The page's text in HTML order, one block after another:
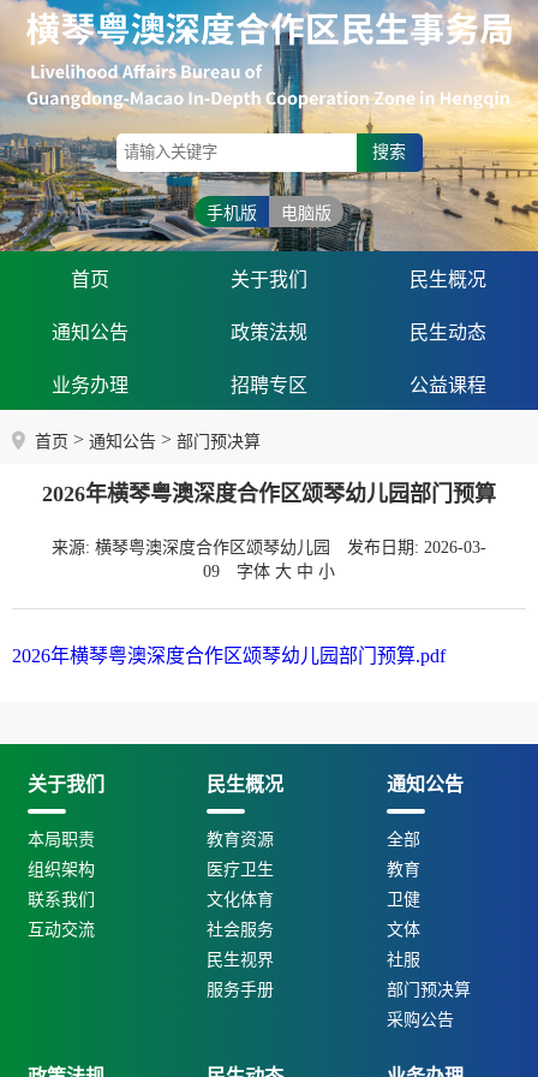
搜索
手机版 电脑版
首页 关于我们 民生概况
通知公告 政策法规 民生动态
业务办理 招聘专区 公益课程
首页 > 通知公告 > 部门预决算
2026年横琴粤澳深度合作区颂琴幼儿园部门预算
来源: 横琴粤澳深度合作区颂琴幼儿园
发布日期: 2026-03-
09
字体 大 中 小
2026年横琴粤澳深度合作区颂琴幼儿园部门预算.pdf
关于我们
本局职责
组织架构
联系我们
互动交流
民生概况
教育资源
医疗卫生
文化体育
社会服务
民生视界
服务手册
通知公告
全部
教育
卫健
文体
社服
部门预决算
采购公告